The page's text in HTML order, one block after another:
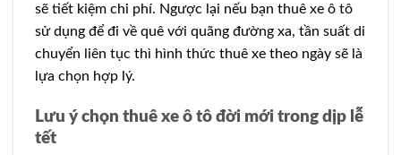
sẽ tiết kiệm chi phí. Ngược lại nếu bạn thuê xe ô tô
sử dụng để đi về quê với quãng đường xa, tần suất di
chuyển liên tục thì hình thức thuê xe theo ngày sẽ là
lựa chọn hợp lý.
Lưu ý chọn thuê xe ô tô đời mới trong dịp lễ
tết